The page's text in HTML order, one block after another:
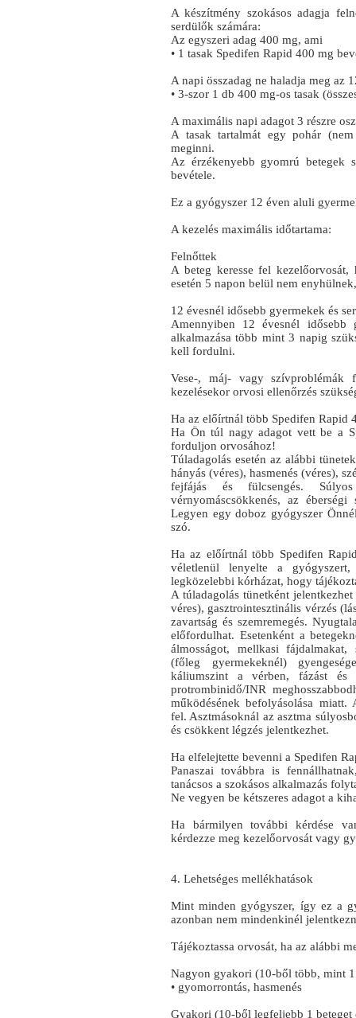
A készítmény szokásos adagja
serdülők számára:
Az egyszeri adag 400 mg, ami
• 1 tasak Spedifen Rapid 400 mg
A napi összadag ne haladja meg az
• 3-szor 1 db 400 mg-os tasak
A maximális napi adagot 3 részre
A tasak tartalmát egy pohár
meginni.
Az érzékenyebb gyomrú betegek
bevétele.
Ez a gyógyszer 12 éven aluli
A kezelés maximális időtartama:
Felnőttek
A beteg keresse fel
esetén 5 napon belül nem
12 évesnél idősebb gyermekek és
Amennyiben 12 évesnél idősebb
alkalmazása több mint 3 napig
kell fordulni.
Vese-, máj- vagy szívproblémák
kezelésekor orvosi ellenőrzés
Ha az előírtnál több Spedifen Rapid
Ha Ön túl nagy adagot vett be a
forduljon orvosához!
Túladagolás esetén az alábbi
hányás (véres), hasmenés (véres),
fejfájás és fülcsengés. Súlyos
vérnyomáscsökkenés, az
Legyen egy doboz gyógyszer
szó.
Ha az előírtnál több Spedifen
véletlenül lenyelte a
legközelebbi kórházat, hogy
A túladagolás tünetként
véres), gasztrointesztinális vérzés
zavartság és szemremegés.
előfordulhat. Esetenként a
álmosságot, mellkasi fájdalmakat,
(főleg gyermekeknél)
káliumszint a vérben, fázást és
protrombinidő/INR
működésének befolyásolása miatt.
fel. Asztmásoknál az asztma
és csökkent légzés jelentkezhet.
Ha elfelejtette bevenni a Spedifen
Panaszai továbbra is
tanácsos a szokásos alkalmazás
Ne vegyen be kétszeres adagot a
Ha bármilyen további kérdése
kérdezze meg kezelőorvosát vagy
4. Lehetséges mellékhatások
Mint minden gyógyszer, így ez a
azonban nem mindenkinél
Tájékoztassa orvosát, ha az alábbi
Nagyon gyakori (10-ből több, mint
• gyomorrontás, hasmenés
Gyakori (10-ből legfeljebb 1 beteget